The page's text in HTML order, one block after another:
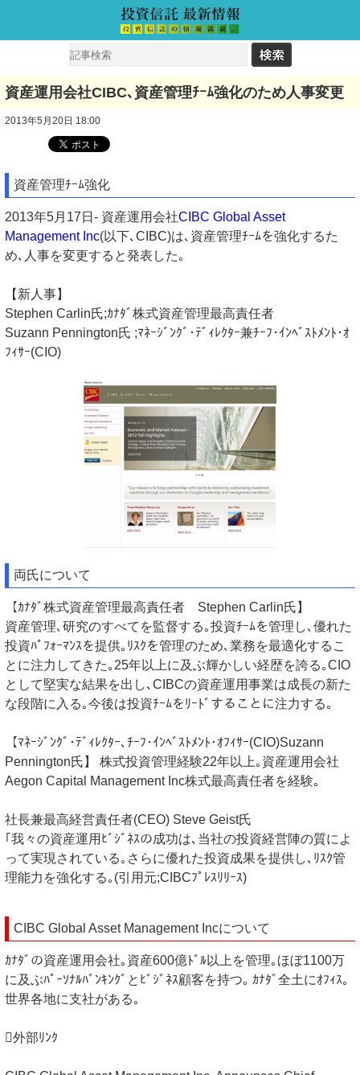
資産運用会社CIBC､資産管理ﾁｰﾑ強化のため人事変更
2013年5月20日 18:00
資産管理ﾁｰﾑ強化
2013年5月17日- 資産運用会社CIBC Global Asset
Management Inc(以下､CIBC)は､資産管理ﾁｰﾑを強化するた
め､人事を変更すると発表した｡
【新人事】
Stephen Carlin氏;ｶﾅﾀﾞ株式資産管理最高責任者
Suzann Pennington氏 ;ﾏﾈｰｼﾞﾝｸﾞ･ﾃﾞｨﾚｸﾀｰ兼ﾁｰﾌ･ｲﾝﾍﾞｽﾄﾒﾝﾄ･ｵ
ﾌｨｻｰ(CIO)
両氏について
【ｶﾅﾀﾞ株式資産管理最高責任者 Stephen Carlin氏】
資産管理､研究のすべてを監督する｡投資ﾁｰﾑを管理し､優れた
投資ﾊﾟﾌｫｰﾏﾝｽを提供｡ﾘｽｸを管理のため､業務を最適化するこ
とに注力してきた｡25年以上に及ぶ輝かしい経歴を誇る｡CIO
として堅実な結果を出し､CIBCの資産運用事業は成長の新た
な段階に入る｡今後は投資ﾁｰﾑをﾘｰﾄﾞすることに注力する｡
【ﾏﾈｰｼﾞﾝｸﾞ･ﾃﾞｨﾚｸﾀｰ､ﾁｰﾌ･ｲﾝﾍﾞｽﾄﾒﾝﾄ･ｵﾌｨｻｰ(CIO)Suzann
Pennington氏】 株式投資管理経験22年以上｡資産運用会社
Aegon Capital Management Inc株式最高責任者を経験｡
社長兼最高経営責任者(CEO) Steve Geist氏
｢我々の資産運用ﾋﾞｼﾞﾈｽの成功は､当社の投資経営陣の質によ
って実現されている｡さらに優れた投資成果を提供し､ﾘｽｸ管
理能力を強化する｡(引用元;CIBCﾌﾟﾚｽﾘﾘｰｽ)
CIBC Global Asset Management Incについて
ｶﾅﾀﾞの資産運用会社｡資産600億ﾄﾞﾙ以上を管理｡ほぼ1100万
に及ぶﾊﾟｰｿﾅﾙﾊﾞﾝｷﾝｸﾞとﾋﾞｼﾞﾈｽ顧客を持つ｡ ｶﾅﾀﾞ全土にｵﾌｨｽ｡
世界各地に支社がある｡
外部ﾘﾝｸ